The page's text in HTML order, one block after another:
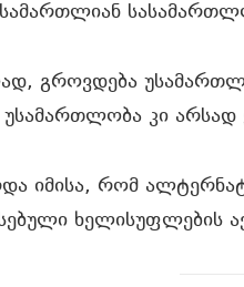
გროვდება
უსამართლობა კი
იმისა, რომ
ხელისუფლების